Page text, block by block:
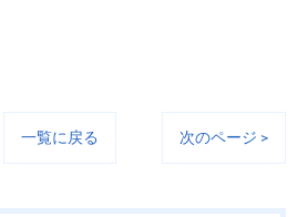
一覧に戻る 次のページ >